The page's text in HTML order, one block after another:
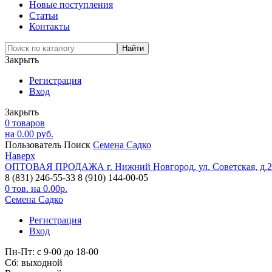
Новые поступления
Статьи
Контакты
Закрыть
Регистрация
Вход
Закрыть
0 товаров
на 0.00 руб.
Пользователь Поиск Семена Садко
Наверх
ОПТОВАЯ ПРОДАЖА г. Нижний Новгород, ул. Советская,
8 (831) 246-55-33 8 (910) 144-00-05
0 тов. на 0.00р.
Семена Садко
Регистрация
Вход
Пн-Пт: с 9-00 до 18-00
Cб: выходной